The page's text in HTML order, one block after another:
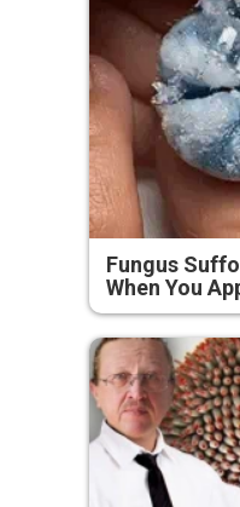
Fungus
When You